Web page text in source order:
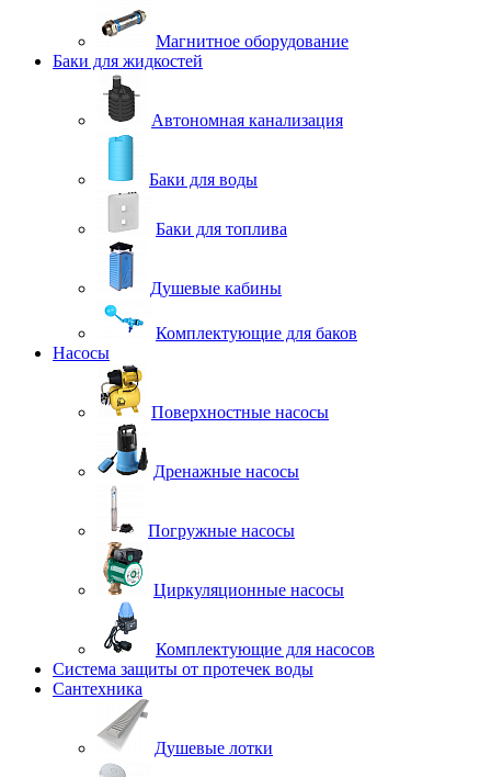
Магнитное оборудование
Баки для жидкостей
Автономная канализация
Баки для воды
Баки для топлива
Душевые кабины
Комплектующие для баков
Насосы
Поверхностные насосы
Дренажные насосы
Погружные насосы
Циркуляционные насосы
Комплектующие для насосов
Система защиты от протечек воды
Сантехника
Душевые лотки